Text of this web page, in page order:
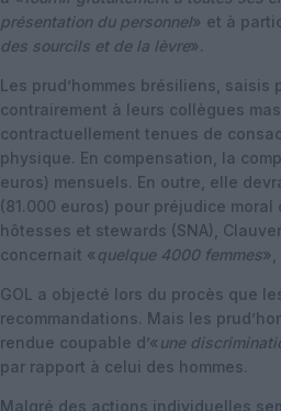
présentation du personnel» et à
des sourcils et de la lèvre».
Les prud’hommes brésiliens,
contrairement à leurs collègues
contractuellement tenues de
physique. En compensation, la
euros) mensuels. En outre, elle
(81.000 euros) pour préjudice
hôtesses et stewards (SNA),
concernait « quelque 4000 femmes»,
GOL a objecté lors du procès que
recommandations. Mais les
rendue coupable d’« une
par rapport à celui des hommes.
Malgré des actions individuelles